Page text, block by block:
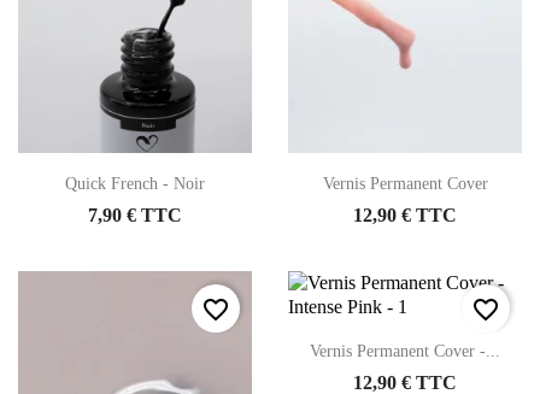
Quick French - Noir
7,90 € TTC
Vernis Permanent Cover
12,90 € TTC
favorite_border
Vernis Permanent Cover -...
12,90 € TTC
favorite_border